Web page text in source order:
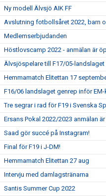
Ny modell Älvsjö AIK FF
Avslutning fotbollsåret 2022, barn
Medlemserbjudanden
Höstlovscamp 2022 - anmälan är
Älvsjöspelare till F17/05-landslaget
Hemmamatch Elitettan 17
F16/06 landslaget genrep inför EM-
Tre segrar i rad för F19 i Svenska
Ersans Pokal 2022/2023 anmälan
Saad gör succé på Instagram!
Final för F19 i J-DM!
Hemmamatch Elitettan 27 aug
Intervju med damlagstränarna
Santis Summer Cup 2022